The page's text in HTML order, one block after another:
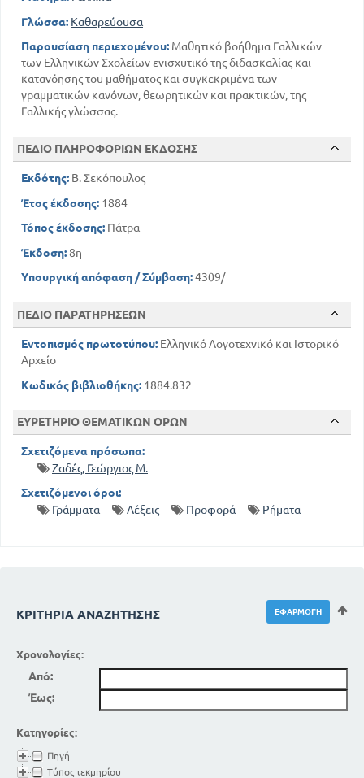
Γλώσσα: Καθαρεύουσα
Παρουσίαση περιεχομένου: Μαθητικό βοήθημα Γαλλικών
των Ελληνικών Σχολείων ενισχυτικό της διδασκαλίας και
κατανόησης του μαθήματος και συγκεκριμένα των
γραμματικών κανόνων, θεωρητικών και πρακτικών, της
Γαλλικής γλώσσας.
ΠΕΔΙΟ ΠΛΗΡΟΦΟΡΙΩΝ ΕΚΔΟΣΗΣ
Εκδότης: Β. Σεκόπουλος
Έτος έκδοσης: 1884
Τόπος έκδοσης: Πάτρα
Έκδοση:8η
Υπουργική απόφαση / Σύμβαση:4309/
ΠΕΔΙΟ ΠΑΡΑΤΗΡΗΣΕΩΝ
Εντοπισμός πρωτοτύπου: Ελληνικό Λογοτεχνικό και Ιστορικό
Αρχείο
Κωδικός βιβλιοθήκης: 1884.832
ΕΥΡΕΤΗΡΙΟ ΘΕΜΑΤΙΚΩΝ ΟΡΩΝ
Σχετιζόμενα πρόσωπα:
Ζαδές, Γεώργιος Μ.
Σχετιζόμενοι όροι:
Γράμματα
Λέξεις Προφορά Ρήματα
ΚΡΙΤΉΡΙΑ ΑΝΑΖΉΤΗΣΗΣ
Χρονολογίες:
Από:
Έως:
Κατηγορίες:
Πηγή
Τύπος τεκμηρίου